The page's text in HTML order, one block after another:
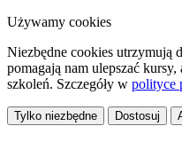
Używamy cookies
Niezbędne cookies utrzymują
pomagają nam ulepszać
szkoleń. Szczegóły w polityce
Tylko niezbędne Dostosuj